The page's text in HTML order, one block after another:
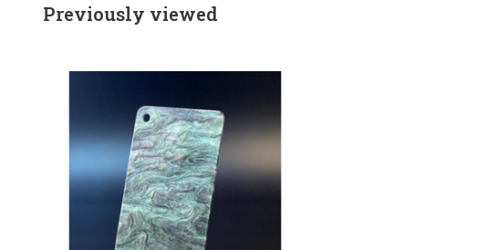
Previously viewed